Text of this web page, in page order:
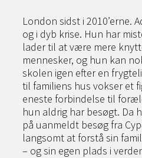
London sidst i 2010’erne.
og i dyb krise. Hun har
lader til at være mere
mennesker, og hun kan
skolen igen efter en
til familiens hus vokser et
eneste forbindelse til
hun aldrig har besøgt. Da
på uanmeldt besøg fra
langsomt at forstå sin
– og sin egen plads i